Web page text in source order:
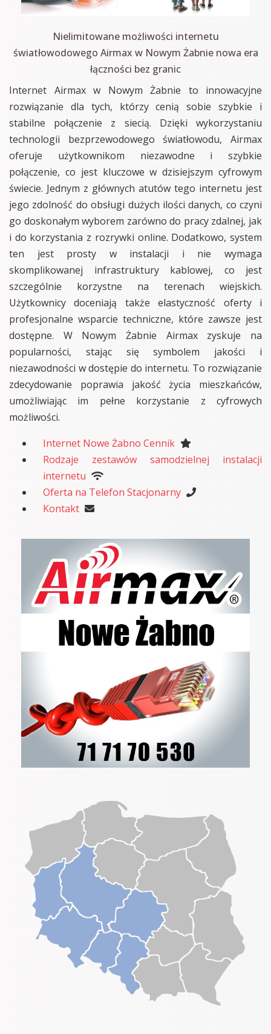
Nielimitowane możliwości internetu
światłowodowego Airmax w Nowym Żabnie nowa era
łączności bez granic
Internet Airmax w Nowym Żabnie to innowacyjne
rozwiązanie dla tych, którzy cenią sobie szybkie i
stabilne połączenie z siecią. Dzięki wykorzystaniu
technologii bezprzewodowego światłowodu, Airmax
oferuje użytkownikom niezawodne i szybkie
połączenie, co jest kluczowe w dzisiejszym cyfrowym
świecie. Jednym z głównych atutów tego internetu jest
jego zdolność do obsługi dużych ilości danych, co czyni
go doskonałym wyborem zarówno do pracy zdalnej, jak
i do korzystania z rozrywki online. Dodatkowo, system
ten jest prosty w instalacji i nie wymaga
skomplikowanej infrastruktury kablowej, co jest
szczególnie korzystne na terenach wiejskich.
Użytkownicy doceniają także elastyczność oferty i
profesjonalne wsparcie techniczne, które zawsze jest
dostępne. W Nowym Żabnie Airmax zyskuje na
popularności, stając się symbolem jakości i
niezawodności w dostępie do internetu. To rozwiązanie
zdecydowanie poprawia jakość życia mieszkańców,
umożliwiając im pełne korzystanie z cyfrowych
możliwości.
Internet Nowe Żabno Cennik
Rodzaje zestawów samodzielnej instalacji
internetu
Oferta na Telefon Stacjonarny
Kontakt